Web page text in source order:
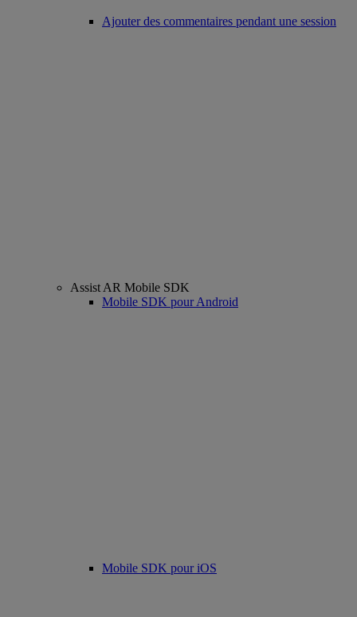
Ajouter des commentaires pendant une session
Assist AR Mobile SDK
Mobile SDK pour Android
Mobile SDK pour iOS